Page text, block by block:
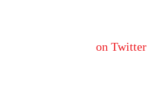
on Twitter